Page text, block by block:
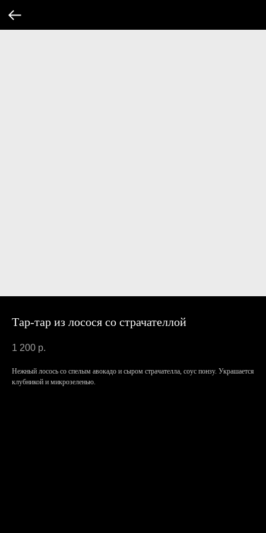
Тар-тар из лосося со страчателлой
1 200 р.
Нежный лосось со спелым авокадо и сыром страчателла, соус понзу. Украшается
клубникой и микрозеленью.